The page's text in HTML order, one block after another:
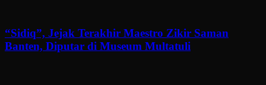
“Sidiq”, Jejak Terakhir Maestro Zikir Saman
Banten, Diputar di Museum Multatuli